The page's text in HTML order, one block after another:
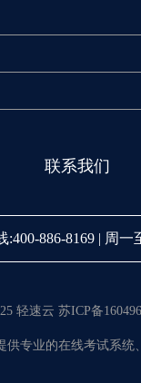
联系我们
:400-886-8169 | 周一
轻速云 苏ICP备
供专业的在线考试系统